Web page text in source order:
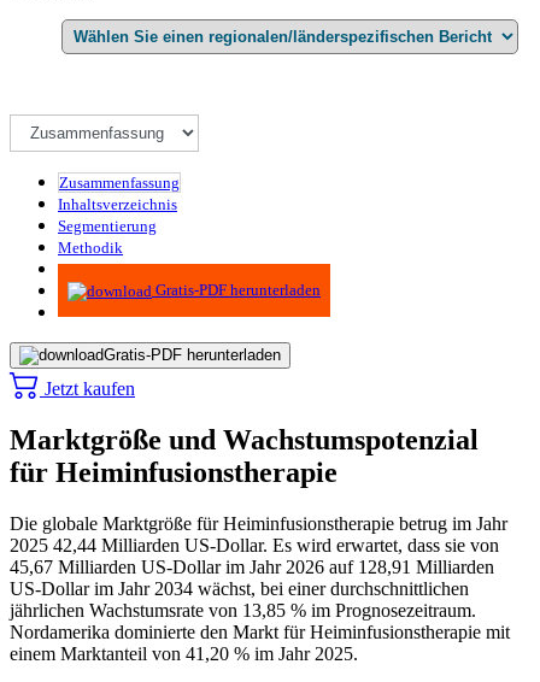
Zusammenfassung
Inhaltsverzeichnis
Segmentierung
Methodik
Infografiken
Gratis-PDF herunterladen
Gratis-PDF herunterladen
Jetzt kaufen
Marktgröße und Wachstumspotenzial
für Heiminfusionstherapie
Die globale Marktgröße für Heiminfusionstherapie betrug im Jahr
2025 42,44 Milliarden US-Dollar. Es wird erwartet, dass sie von
45,67 Milliarden US-Dollar im Jahr 2026 auf 128,91 Milliarden
US-Dollar im Jahr 2034 wächst, bei einer durchschnittlichen
jährlichen Wachstumsrate von 13,85 % im Prognosezeitraum.
Nordamerika dominierte den Markt für Heiminfusionstherapie mit
einem Marktanteil von 41,20 % im Jahr 2025.